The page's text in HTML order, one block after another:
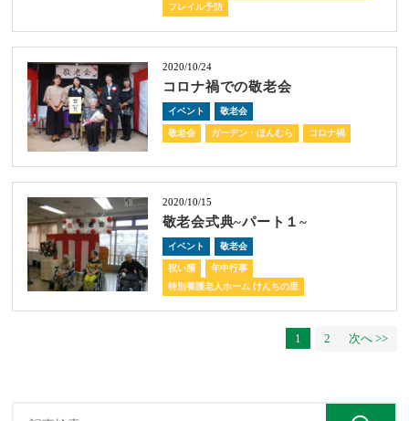
フレイル予防
2020/10/24
コロナ禍での敬老会
イベント 敬老会
敬老会 ガーデン・ほんむら コロナ禍
2020/10/15
敬老会式典~パート１~
イベント 敬老会
祝い膳
年中行事
特別養護老人ホーム けんちの里
1 2 次へ >>